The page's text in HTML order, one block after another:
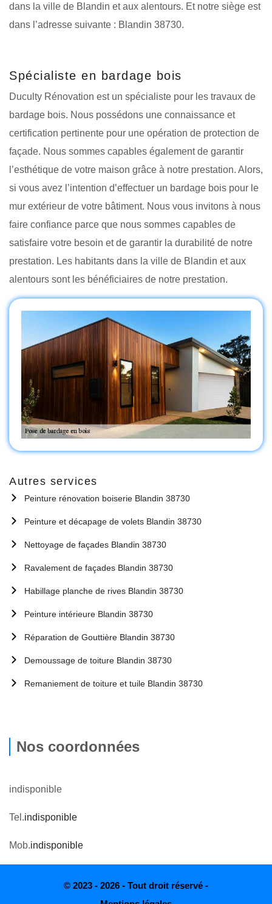
dans la ville de Blandin et aux alentours. Et notre siège est
dans l’adresse suivante : Blandin 38730.
Spécialiste en bardage bois
Duculty Rénovation est un spécialiste pour les travaux de
bardage bois. Nous possédons une connaissance et
certification pertinente pour une opération de protection de
façade. Nous sommes capables également de garantir
l’esthétique de votre maison grâce à notre prestation. Alors,
si vous avez l’intention d’effectuer un bardage bois pour le
mur extérieur de votre bâtiment. Nous vous invitons à nous
faire confiance parce que nous sommes capables de
satisfaire votre besoin et de garantir la durabilité de notre
prestation. Les habitants dans la ville de Blandin et aux
alentours sont les bénéficiaires de notre prestation.
Autres services
Peinture rénovation boiserie Blandin 38730
Peinture et décapage de volets Blandin 38730
Nettoyage de façades Blandin 38730
Ravalement de façades Blandin 38730
Habillage planche de rives Blandin 38730
Peinture intérieure Blandin 38730
Réparation de Gouttière Blandin 38730
Demoussage de toiture Blandin 38730
Remaniement de toiture et tuile Blandin 38730
Nos coordonnées
indisponible
Tel.indisponible
Mob.indisponible
© 2023 - 2026 - Tout droit réservé -